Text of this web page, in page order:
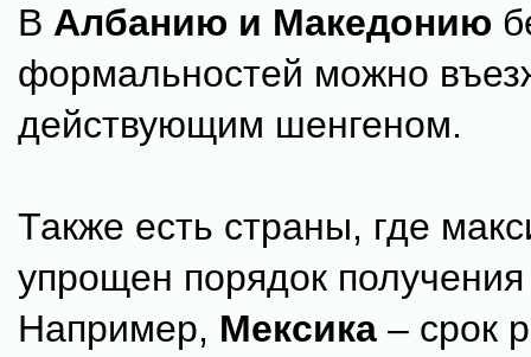
В Албанию и Македонию
формальностей можно
действующим шенгеном.
Также есть страны, где
упрощен порядок получения
Например, Мексика – срок